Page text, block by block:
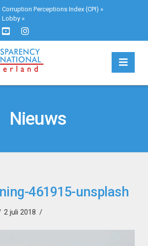
Corruption Perceptions Index (CPI) »
Lobby»
Nieuws
461915-unsplash
2 juli 2018